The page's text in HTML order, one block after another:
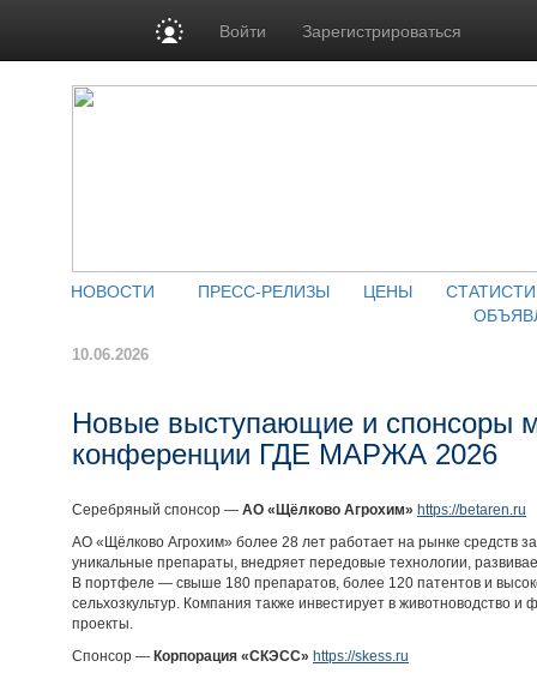
Войти Зарегистрироваться
НОВОСТИ ПРЕСС-РЕЛИЗЫ ЦЕНЫ
10.06.2026
Новые выступающие и спонсоры
конференции ГДЕ МАРЖА 2026
Серебряный спонсор — АО «Щёлково Агрохим» https://betaren.ru
АО «Щёлково Агрохим» более 28 лет работает на рынке средств
уникальные препараты, внедряет передовые технологии,
В портфеле — свыше 180 препаратов, более 120 патентов и
сельхозкультур. Компания также инвестирует в животноводство
проекты.
Спонсор — Корпорация «СКЭСС» https://skess.ru